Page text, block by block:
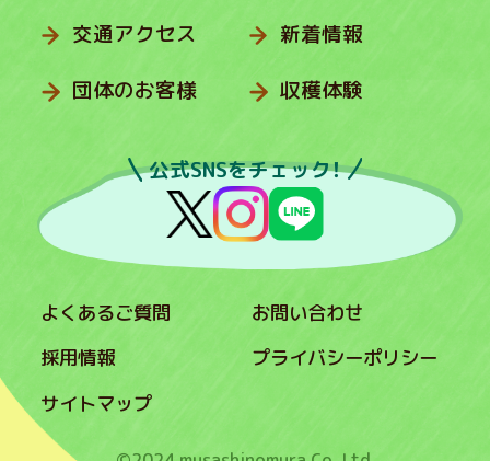
交通アクセス
団体のお客様
新着情報
収穫体験
公式SNSをチェック！
よくあるご質問
お問い合わせ
採用情報
プライバシーポリシー
サイトマップ